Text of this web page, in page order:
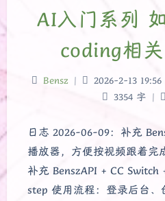
AI入门系列
coding相
Bensz | 2026-2-13 19:56
3354 字 |
日志 2026-06-09：补充
播放器，方便按视频跟着完
补充 BenszAPI + CC
step 使用流程：登录后台、